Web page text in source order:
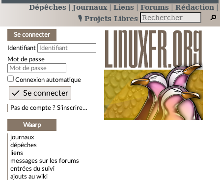
Dépêches Journaux Liens Forums
Rédaction
🎙️ Projets Libres
Se connecter
Identifiant
Mot de passe
Connexion automatique
Pas de compte ? S’inscrire…
Waarp
journaux
dépêches
liens
messages sur les forums
entrées du suivi
ajouts au wiki